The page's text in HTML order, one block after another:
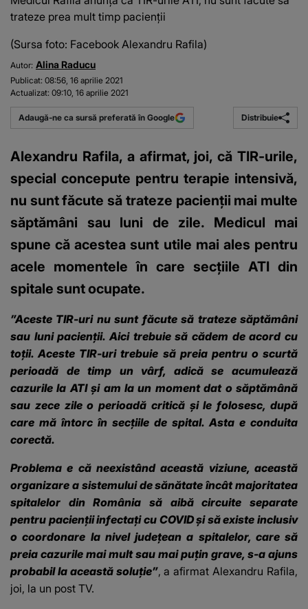
trateze prea mult timp pacienții
(Sursa foto: Facebook Alexandru Rafila)
Autor: Alina Raducu
Publicat: 08:56, 16 aprilie 2021
Actualizat: 09:10, 16 aprilie 2021
Adaugă-ne ca sursă preferată în Google Distribuie
Alexandru Rafila, a afirmat, joi, că TIR-urile,
special concepute pentru terapie intensivă,
nu sunt făcute să trateze pacienţii mai multe
săptămâni sau luni de zile. Medicul mai
spune că acestea sunt utile mai ales pentru
acele momentele în care secţiile ATI din
spitale sunt ocupate.
”Aceste TIR-uri nu sunt făcute să trateze săptămâni
sau luni pacienţii. Aici trebuie să cădem de acord cu
toţii. Aceste TIR-uri trebuie să preia pentru o scurtă
perioadă de timp un vârf, adică se acumulează
cazurile la ATI şi am la un moment dat o săptămână
sau zece zile o perioadă critică şi le folosesc, după
care mă întorc în secţiile de spital. Asta e conduita
corectă.
Problema e că neexistând această viziune, această
organizare a sistemului de sănătate încât majoritatea
spitalelor din România să aibă circuite separate
pentru pacienţii infectaţi cu COVID şi să existe inclusiv
o coordonare la nivel judeţean a spitalelor, care să
preia cazurile mai mult sau mai puţin grave, s-a ajuns
probabil la această soluţie”, a afirmat Alexandru Rafila,
joi, la un post TV.